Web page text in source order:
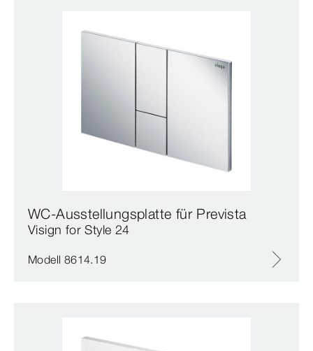
WC-Ausstellungsplatte für Prevista
Visign for Style 24
Modell 8614.19